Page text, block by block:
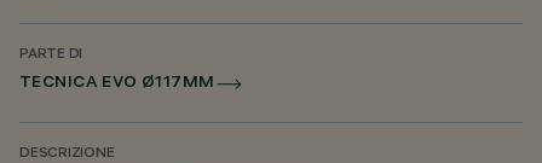
PARTE DI
TECNICA EVO Ø117MM
DESCRIZIONE